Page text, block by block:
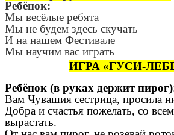
Ребёнок:
Мы весёлые ребята
Мы не будем здесь скучать
И на нашем Фестивале
Мы научим вас играть
ИГРА «ГУСИ-
Ребёнок (в руках держит пирог)
Вам Чувашия сестрица, просила
Добра и счастья пожелать, со
вырастать.